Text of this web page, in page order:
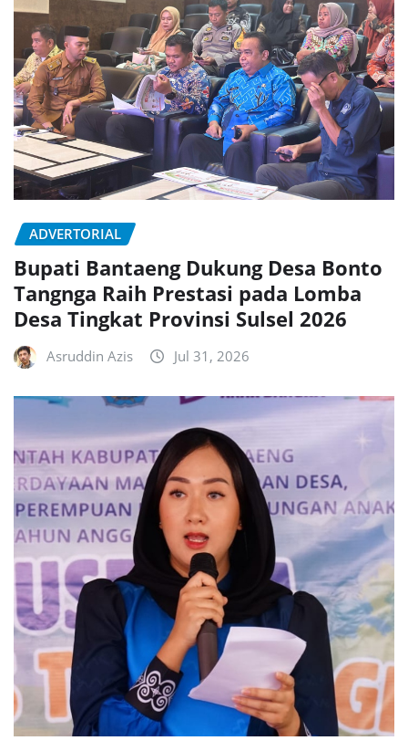
ADVERTORIAL
Bupati Bantaeng Dukung Desa Bonto
Tangnga Raih Prestasi pada Lomba
Desa Tingkat Provinsi Sulsel 2026
Asruddin Azis Jul 31, 2026